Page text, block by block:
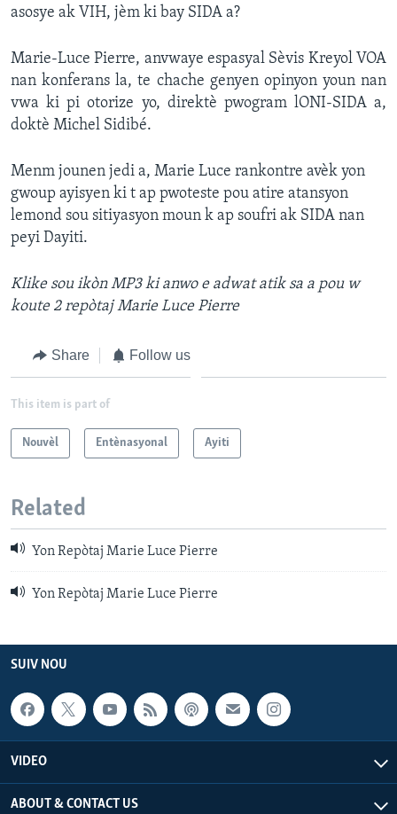
Languages
asosye ak VIH, jèm ki bay SIDA a?
Marie-Luce Pierre, anvwaye espasyal Sèvis Kreyol VOA
nan konferans la, te chache genyen opinyon youn nan
vwa ki pi otorize yo, direktè pwogram lONI-SIDA a,
doktè Michel Sidibé.
Menm jounen jedi a, Marie Luce rankontre avèk yon
gwoup ayisyen ki t ap pwoteste pou atire atansyon
lemond sou sitiyasyon moun k ap soufri ak SIDA nan
peyi Dayiti.
Klike sou ikòn MP3 ki anwo e adwat atik sa a pou w
koute2 repòtaj Marie Luce Pierre
Share Follow us
This item is part of
Nouvèl Entènasyonal Ayiti
Related
Yon Repòtaj Marie Luce Pierre
Yon Repòtaj Marie Luce Pierre
SUIV NOU
VIDEO
ABOUT & CONTACT US